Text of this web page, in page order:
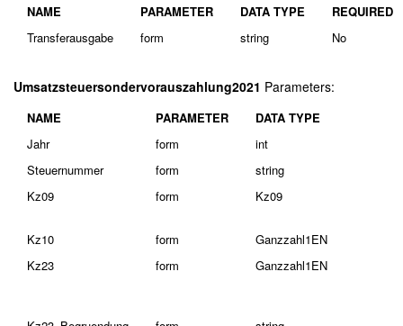
NAME PARAMETER DATA TYPE
REQUIRED
Transferausgabe
form string No
Umsatzsteuersondervorauszahlung2021 Parameters:
NAME PARAMETER
DATA TYPE
Jahr
form
int
Steuernummer
form
string
Kz09
form Kz09
Kz10 form
Ganzzahl1EN
Kz23
form Ganzzahl1EN